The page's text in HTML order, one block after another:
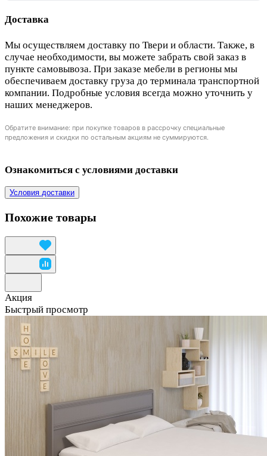
Доставка
Мы осуществляем доставку по Твери и области. Также, в
случае необходимости, вы можете забрать свой заказ в
пункте самовывоза. При заказе мебели в регионы мы
обеспечиваем доставку груза до терминала транспортной
компании. Подробные условия всегда можно уточнить у
наших менеджеров.
Обратите внимание: при покупке товаров в рассрочку специальные
предложения и скидки по остальным акциям не суммируются.
Ознакомиться с условиями доставки
Условия доставки
Похожие товары
Акция
Быстрый просмотр